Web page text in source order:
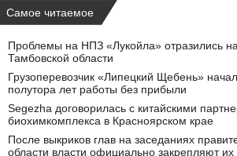
Самое читаемое
Проблемы на НПЗ «Лукойла» отразились
Тамбовской области
Грузоперевозчик «Липецкий Щебень»
полутора лет работы без прибыли
Segezha договорилась с китайскими
биохимкомплекса в Красноярском крае
После выкриков глав на заседаниях
области власти официально закрепляют